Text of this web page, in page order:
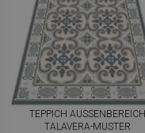
TEPPICH AUSSENBEREICH T
ALAVERA-MUSTER